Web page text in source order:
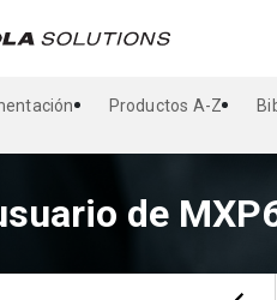
Productos A-Z
de
MXP660
y de conformidad